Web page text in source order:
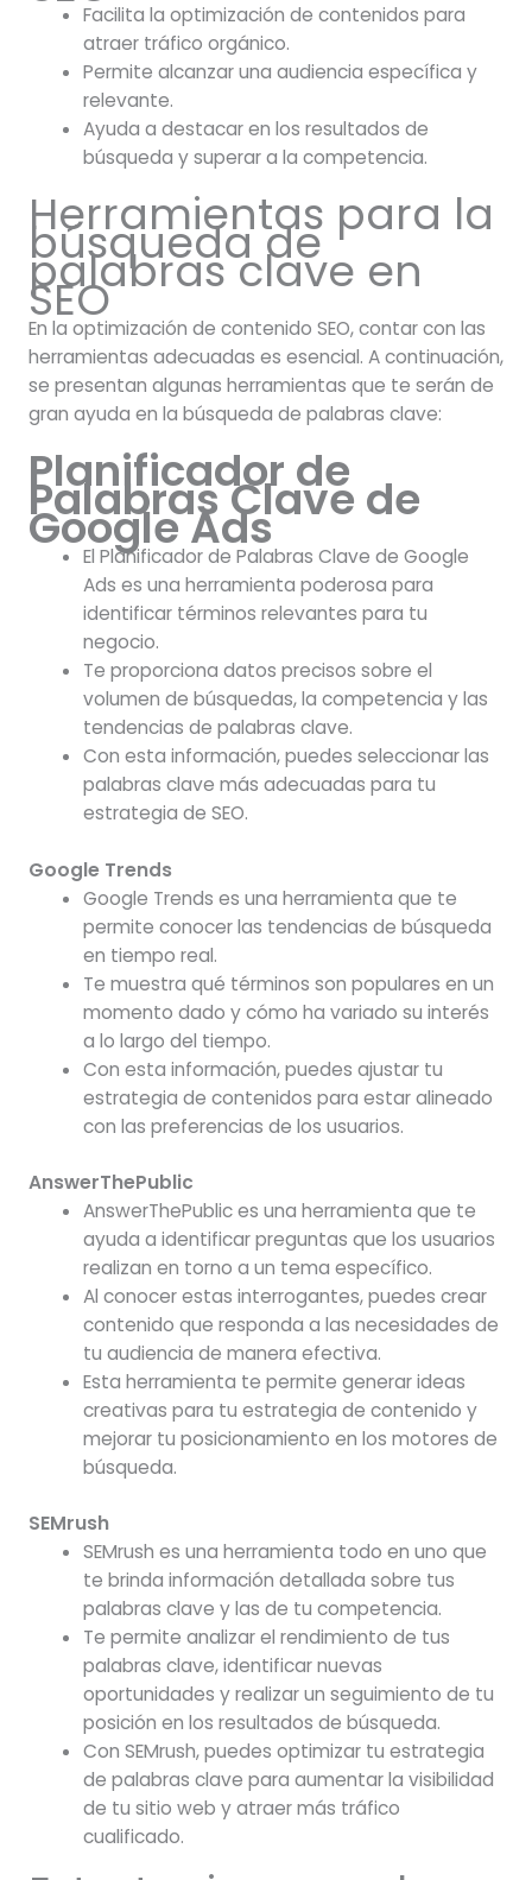
Facilita la optimización de contenidos para
atraer tráfico orgánico.
Permite alcanzar una audiencia específica y
relevante.
Ayuda a destacar en los resultados de
búsqueda y superar a la competencia.
Herramientas para la
búsqueda de
palabras clave en
SEO
En la optimización de contenido SEO, contar con las
herramientas adecuadas es esencial. A continuación,
se presentan algunas herramientas que te serán de
gran ayuda en la búsqueda de palabras clave:
Planificador de
Palabras Clave de
Google Ads
El Planificador de Palabras Clave de Google
Ads es una herramienta poderosa para
identificar términos relevantes para tu
negocio.
Te proporciona datos precisos sobre el
volumen de búsquedas, la competencia y las
tendencias de palabras clave.
Con esta información, puedes seleccionar las
palabras clave más adecuadas para tu
estrategia de SEO.
Google Trends
Google Trends es una herramienta que te
permite conocer las tendencias de búsqueda
en tiempo real.
Te muestra qué términos son populares en un
momento dado y cómo ha variado su interés
a lo largo del tiempo.
Con esta información, puedes ajustar tu
estrategia de contenidos para estar alineado
con las preferencias de los usuarios.
AnswerThePublic
AnswerThePublic es una herramienta que te
ayuda a identificar preguntas que los usuarios
realizan en torno a un tema específico.
Al conocer estas interrogantes, puedes crear
contenido que responda a las necesidades de
tu audiencia de manera efectiva.
Esta herramienta te permite generar ideas
creativas para tu estrategia de contenido y
mejorar tu posicionamiento en los motores de
búsqueda.
SEMrush
SEMrush es una herramienta todo en uno que
te brinda información detallada sobre tus
palabras clave y las de tu competencia.
Te permite analizar el rendimiento de tus
palabras clave, identificar nuevas
oportunidades y realizar un seguimiento de tu
posición en los resultados de búsqueda.
Con SEMrush, puedes optimizar tu estrategia
de palabras clave para aumentar la visibilidad
de tu sitio web y atraer más tráfico
cualificado.